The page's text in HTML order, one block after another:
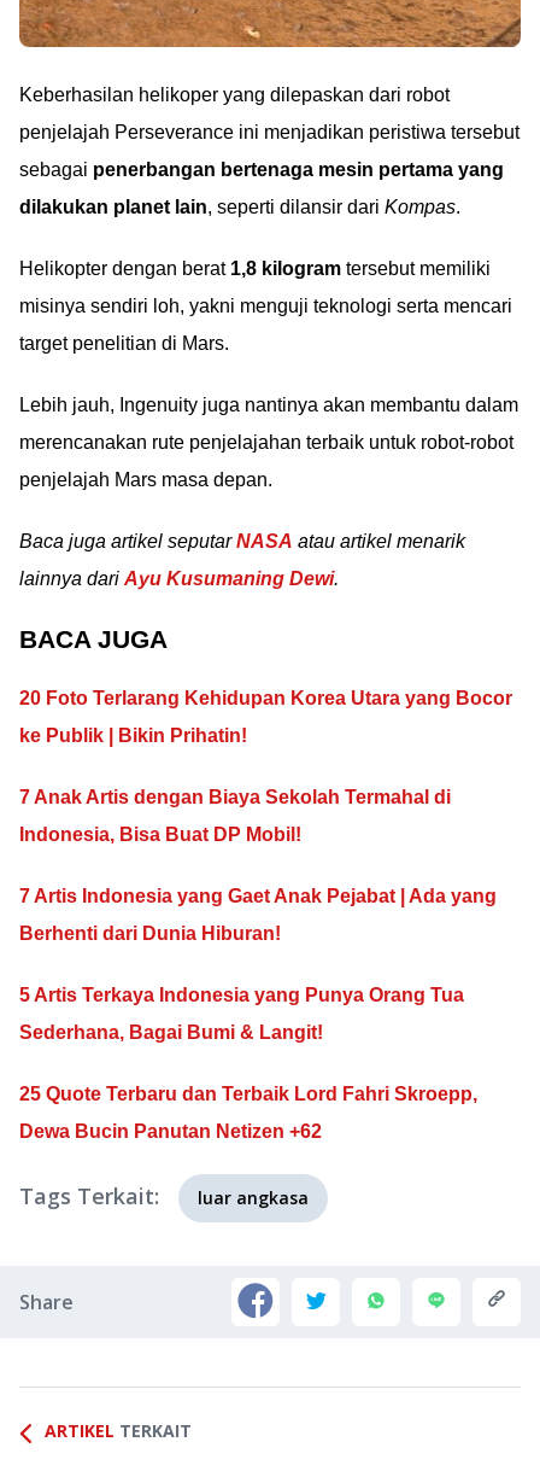
Keberhasilan helikoper yang dilepaskan dari robot
penjelajah Perseverance ini menjadikan peristiwa tersebut
sebagai penerbangan bertenaga mesin pertama yang
dilakukan planet lain, seperti dilansir dari Kompas.
Helikopter dengan berat 1,8 kilogram tersebut memiliki
misinya sendiri loh, yakni menguji teknologi serta mencari
target penelitian di Mars.
Lebih jauh, Ingenuity juga nantinya akan membantu dalam
merencanakan rute penjelajahan terbaik untuk robot-robot
penjelajah Mars masa depan.
Baca juga artikel seputarNASA atau artikel menarik
lainnya dari Ayu Kusumaning Dewi.
BACA JUGA
20 Foto Terlarang Kehidupan Korea Utara yang Bocor
ke Publik | Bikin Prihatin!
7 Anak Artis dengan Biaya Sekolah Termahal di
Indonesia, Bisa Buat DP Mobil!
7 Artis Indonesia yang Gaet Anak Pejabat | Ada yang
Berhenti dari Dunia Hiburan!
5 Artis Terkaya Indonesia yang Punya Orang Tua
Sederhana, Bagai Bumi & Langit!
25 Quote Terbaru dan Terbaik Lord Fahri Skroepp,
Dewa Bucin Panutan Netizen +62
Tags Terkait: luar angkasa
Share
ARTIKEL TERKAIT